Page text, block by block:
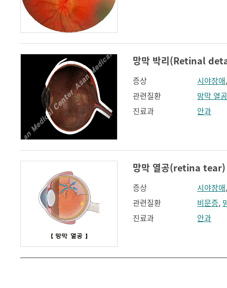
망막 박리(Retinal
증상 시야장애
관련질환
망막 열
진료과
안과
망막 열공(retina tear)
증상 시야장애
관련질환
비문증,
진료과
안과